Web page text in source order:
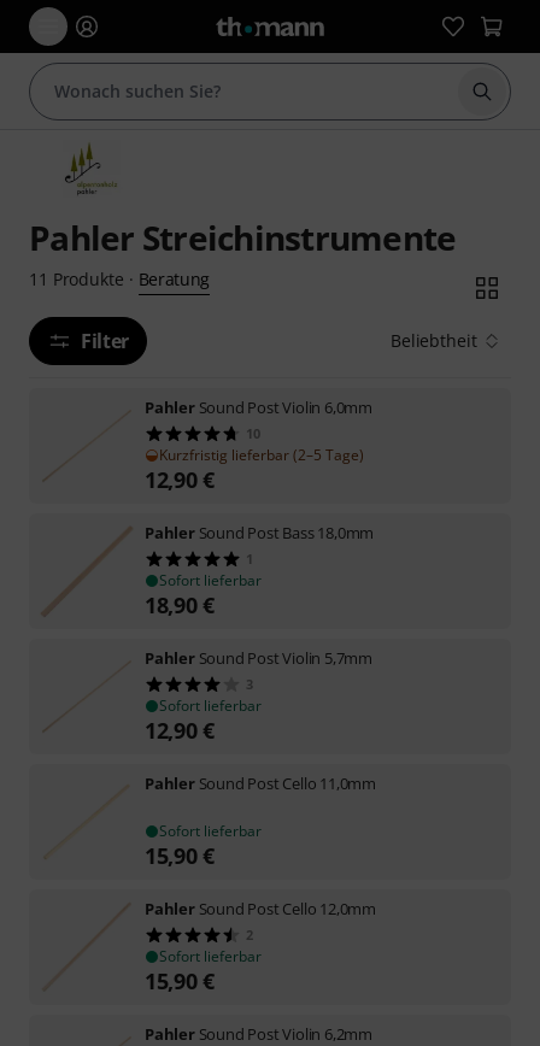
Suche
Pahler Streichinstrumente
11 Produkte · Beratung
Filter Beliebtheit
Pahler Sound Post Violin 6,0mm
10
Kurzfristig lieferbar (2–5 Tage)
12,90€
Pahler Sound Post Bass 18,0mm
1
Sofort lieferbar
18,90€
Pahler Sound Post Violin 5,7mm
3
Sofort lieferbar
12,90€
Pahler Sound Post Cello 11,0mm
Sofort lieferbar
15,90€
Pahler Sound Post Cello 12,0mm
2
Sofort lieferbar
15,90€
Pahler Sound Post Violin 6,2mm